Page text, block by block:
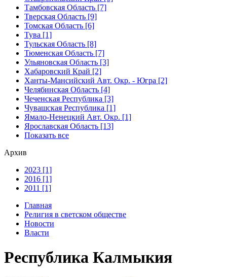
Тамбовская Область [7]
Тверская Область [9]
Томская Область [6]
Тува [1]
Тульская Область [8]
Тюменская Область [7]
Ульяновская Область [3]
Хабаровский Край [2]
Ханты-Мансийский Авт. Окр. - Югра [2]
Челябинская Область [4]
Чеченская Республика [3]
Чувашская Республика [1]
Ямало-Ненецкий Авт. Окр. [1]
Ярославская Область [13]
Показать все
Архив
2023 [1]
2016 [1]
2011 [1]
Главная
Религия в светском обществе
Новости
Власти
Республика Калмыкия